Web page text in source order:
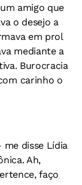
amigo que
o desejo a
em prol
mediante a
Burocracia
carinho o
disse Lídia
Ah,
faço